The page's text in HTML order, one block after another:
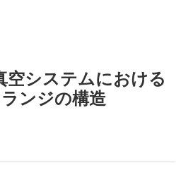
空システムにおける
ンジの構造